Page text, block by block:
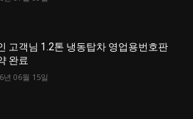
고객님 1.2톤 냉동탑차 영업용번호판
완료
년 06월 15일